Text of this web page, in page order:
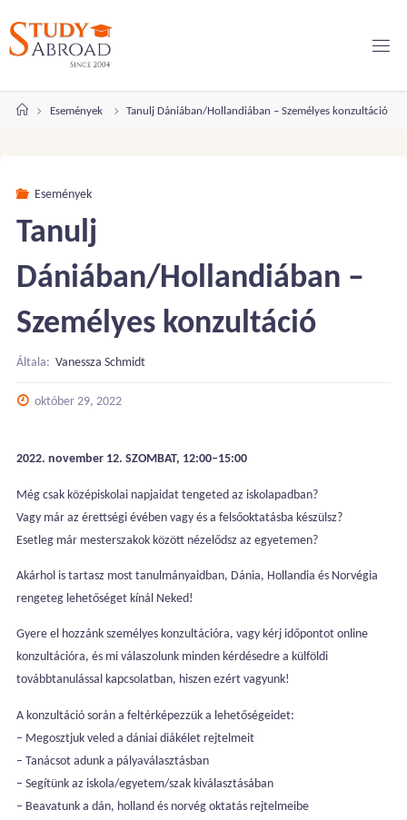
tartalomhoz
KezdőlapEsemények Tanulj Dániában/Hollandiában – Személyes konzultáció
Események
Tanulj
Dániában/Hollandiában –
Személyes konzultáció
Általa: Vanessza Schmidt
október 29, 2022
2022. november 12. SZOMBAT, 12:00–15:00
Még csak középiskolai napjaidat tengeted az iskolapadban?
Vagy már az érettségi évében vagy és a felsőoktatásba készülsz?
Esetleg már mesterszakok között nézelődsz az egyetemen?
Akárhol is tartasz most tanulmányaidban, Dánia, Hollandia és Norvégia
rengeteg lehetőséget kínál Neked!
Gyere el hozzánk személyes konzultációra, vagy kérj időpontot online
konzultációra, és mi válaszolunk minden kérdésedre a külföldi
továbbtanulással kapcsolatban, hiszen ezért vagyunk!
A konzultáció során a feltérképezzük a lehetőségeidet:
– Megosztjuk veled a dániai diákélet rejtelmeit
– Tanácsot adunk a pályaválasztásban
– Segítünk az iskola/egyetem/szak kiválasztásában
– Beavatunk a dán, holland és norvég oktatás rejtelmeibe